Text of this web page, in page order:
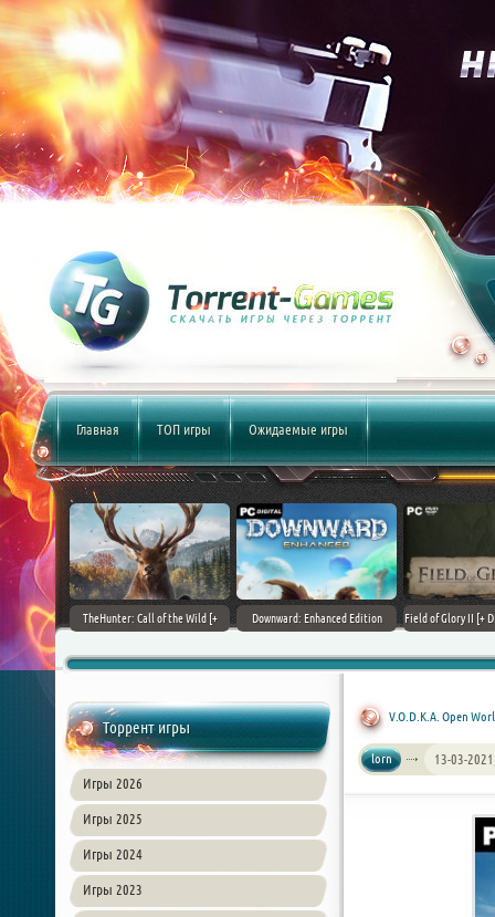
Главная ТОП игры Ожидаемые игры
(2017)
TheHunter: Call of the Wild [+
Downward: Enhanced Edition
Field of Glory II [+
Торрент игры
Игры 2026
Игры 2025
Игры 2024
Игры 2023
V.O.D.K.A. Open
lorn 13-03-